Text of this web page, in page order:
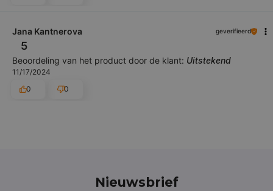
Jana Kantnerova geverifieerd
5
Beoordeling van het product door de klant: Uitstekend
11/17/2024
0
0
Nieuwsbrief